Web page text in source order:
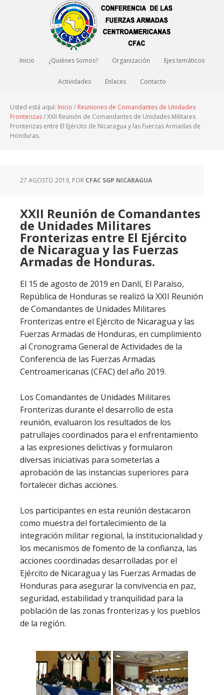
Inicio ¿Quiénes Somos? Organización Ejes temáticos
Actividades Enlaces Contacto
Usted está aquí: Inicio / Reuniones de Comandantes de Unidades
Fronterizas/XXII Reunión de Comandantes de Unidades Militares
Fronterizas entre El Ejército de Nicaragua y las Fuerzas Armadas de
Honduras.
27 AGOSTO 2019, POR CFAC SGP NICARAGUA
XXII Reunión de Comandantes
de Unidades Militares
Fronterizas entre El Ejército
de Nicaragua y las Fuerzas
Armadas de Honduras.
El 15 de agosto de 2019 en Danlí, El Paraíso,
República de Honduras se realizó la XXII Reunión
de Comandantes de Unidades Militares
Fronterizas entre el Ejército de Nicaragua y las
Fuerzas Armadas de Honduras, en cumplimiento
al Cronograma General de Actividades de la
Conferencia de las Fuerzas Armadas
Centroamericanas (CFAC) del año 2019.
Los Comandantes de Unidades Militares
Fronterizas durante el desarrollo de esta
reunión, evaluaron los resultados de los
patrullajes coordinados para el enfrentamiento
a las expresiones delictivas y formularon
diversas iniciativas para someterlas a
aprobación de las instancias superiores para
fortalecer dichas acciones.
Los participantes en esta reunión destacaron
como muestra del fortalecimiento de la
integración militar regional, la institucionalidad y
los mecanismos de fomento de la confianza, las
acciones coordinadas desarrolladas por el
Ejército de Nicaragua y las Fuerzas Armadas de
Honduras para asegurar la convivencia en paz,
seguridad, estabilidad y tranquilidad para la
población de las zonas fronterizas y los pueblos
de la región.